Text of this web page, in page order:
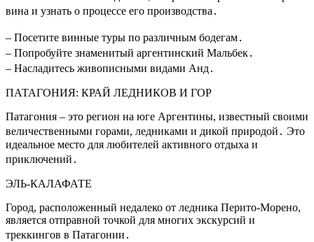
вина и узнать о процессе его производства․
– Посетите винные туры по различным бодегам․
– Попробуйте знаменитый аргентинский Мальбек․
– Насладитесь живописными видами Анд․
ПАТАГОНИЯ: КРАЙ ЛЕДНИКОВ И ГОР
Патагония – это регион на юге Аргентины, известный своими
величественными горами, ледниками и дикой природой․ Это
идеальное место для любителей активного отдыха и
приключений․
ЭЛЬ-КАЛАФАТЕ
Город, расположенный недалеко от ледника Перито-Морено,
является отправной точкой для многих экскурсий и
треккингов в Патагонии․